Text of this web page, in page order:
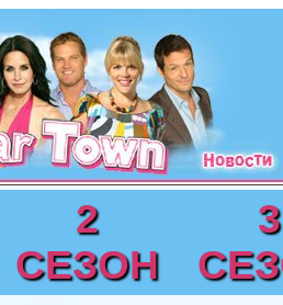
2
СЕЗОН
3